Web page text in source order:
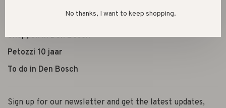
Verzenden, ruilen & retourneren
Shoppen in Den Bosch
Petozzi 10 jaar
To do in Den Bosch
Sign up for our newsletter and get the latest updates,
No thanks, I want to keep shopping.